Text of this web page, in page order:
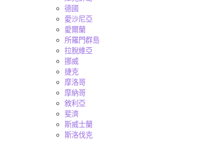
德國
愛沙尼亞
愛爾蘭
所羅門群島
拉脫維亞
挪威
捷克
摩洛哥
摩納哥
敘利亞
斐濟
斯威士蘭
斯洛伐克